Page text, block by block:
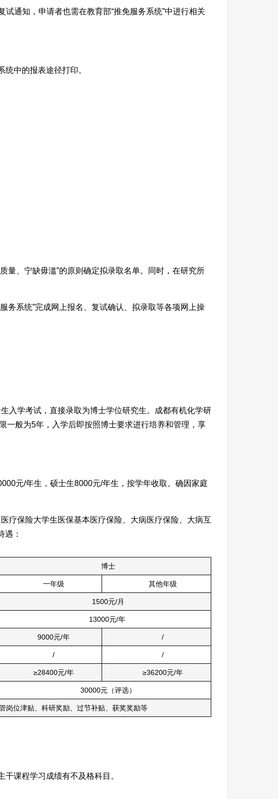
通知，申请者也需在教育部“推免服务系统”中进行相关
中的报表途径打印。
量、宁缺毋滥”的原则确定拟录取名单。同时，在研究所
务系统”完成网上报名、复试确认、拟录取等各项网上操
入学考试，直接录取为博士学位研究生。成都有机化学研
一般为5年，入学后即按照博士要求进行培养和管理，享
元/年生，硕士生8000元/年生，按学年收取。确因家庭
疗保险大学生医保基本医疗保险、大病医疗保险、大病互
遇：
博士
一年级 其他年级
1500元/月
13000元/年
9000元/年 /
/ /
≥28400元/年 ≥36200元/年
30000元（评选）
岗位津贴、科研奖励、过节补贴、获奖奖励等
课程学习成绩有不及格科目。